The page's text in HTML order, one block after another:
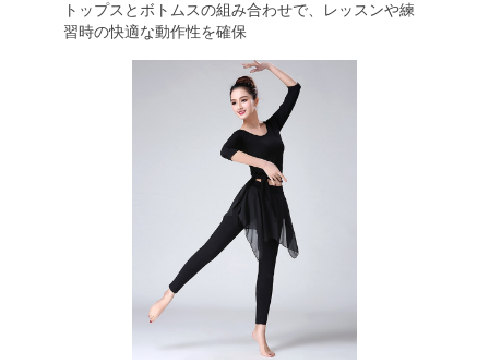
トップスとボトムスの組み合わせで、レッスンや練
習時の快適な動作性を確保